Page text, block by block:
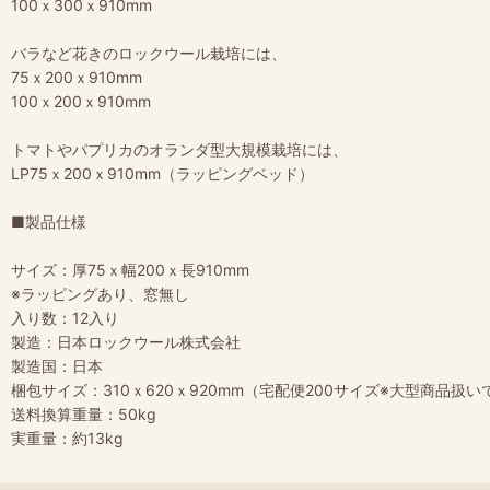
100ｘ300ｘ910mm
バラなど花きのロックウール栽培には、
75ｘ200ｘ910mm
100ｘ200ｘ910mm
トマトやパプリカのオランダ型大規模栽培には、
LP75ｘ200ｘ910mm（ラッピングベッド）
■製品仕様
サイズ：厚75ｘ幅200ｘ長910mm
※ラッピングあり、窓無し
入り数：12入り
製造：日本ロックウール株式会社
製造国：日本
梱包サイズ：310ｘ620ｘ920mm（宅配便200サイズ※大型商品扱い
送料換算重量：50kg
実重量：約13kg